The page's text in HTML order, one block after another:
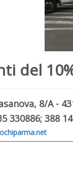
del
8/A -
330886; 388